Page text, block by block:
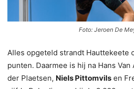
Foto: Jeroen De
Alles opgeteld strandt Hauttekeete
punten. Daarmee is hij na Hans Van
der Plaetsen, Niels Pittomvils en